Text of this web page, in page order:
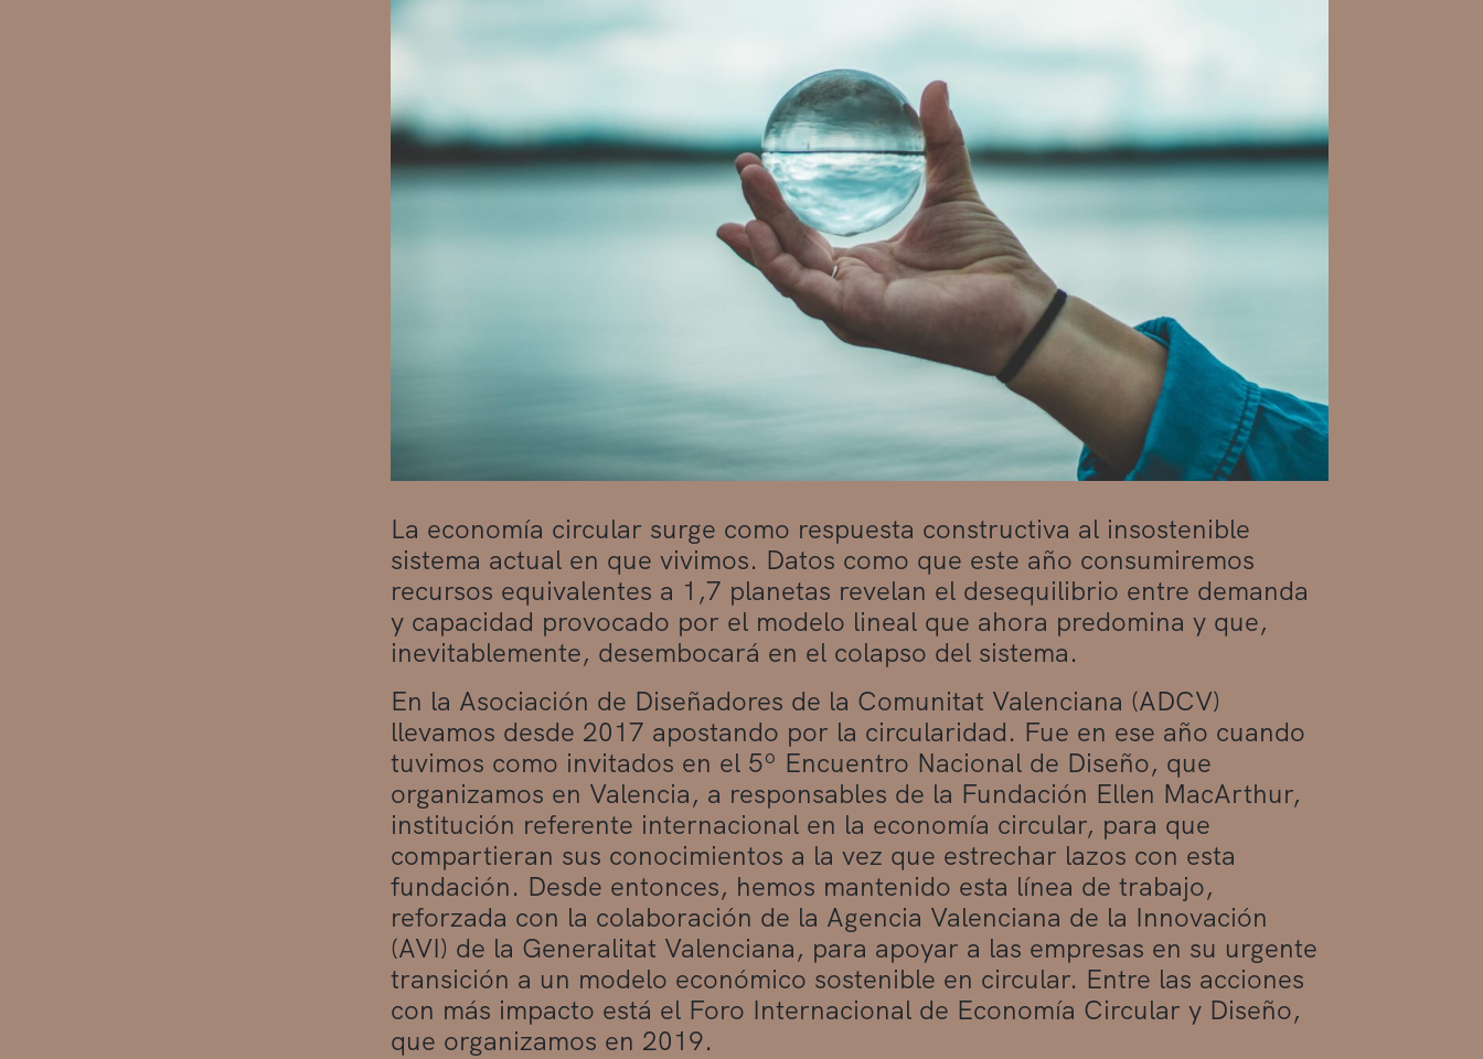
La economía circular surge como respuesta constructiva al insostenible
sistema actual en que vivimos. Datos como que este año consumiremos
recursos equivalentes a 1,7 planetas revelan el desequilibrio entre demanda
y capacidad provocado por el modelo lineal que ahora predomina y que,
inevitablemente, desembocará en el colapso del sistema.
En la Asociación de Diseñadores de la Comunitat Valenciana (ADCV)
llevamos desde 2017 apostando por la circularidad. Fue en ese año cuando
tuvimos como invitados en el 5º Encuentro Nacional de Diseño, que
organizamos en Valencia, a responsables de la Fundación Ellen MacArthur,
institución referente internacional en la economía circular, para que
compartieran sus conocimientos a la vez que estrechar lazos con esta
fundación. Desde entonces, hemos mantenido esta línea de trabajo,
reforzada con la colaboración de la Agencia Valenciana de la Innovación
(AVI) de la Generalitat Valenciana, para apoyar a las empresas en su urgente
transición a un modelo económico sostenible en circular. Entre las acciones
con más impacto está el Foro Internacional de Economía Circular y Diseño,
que organizamos en 2019.